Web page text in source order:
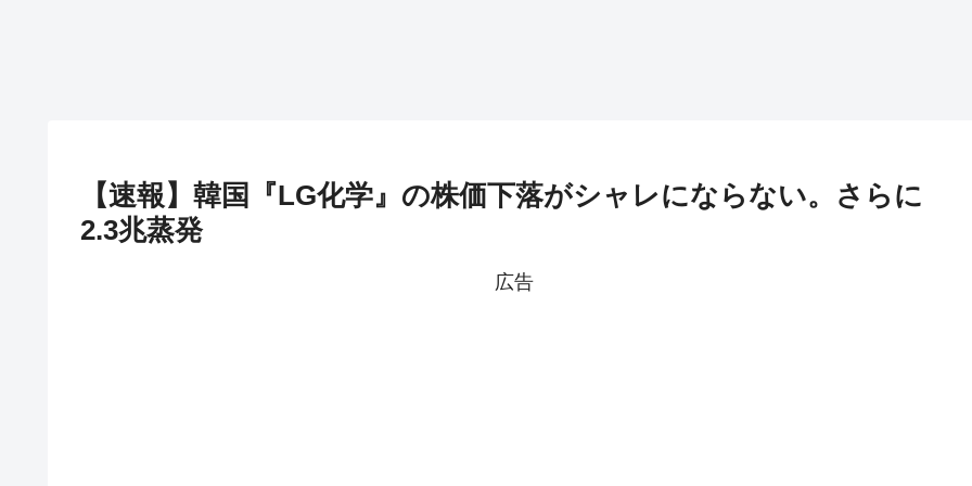
【速報】韓国『LG化学』の株価下落がシャレにならない。さらに
2.3兆蒸発
広告